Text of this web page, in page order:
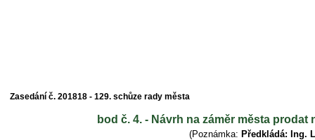
Zasedání č. 201818 - 129. schůze rady města
bod č. 4. - Návrh na záměr města
(Poznámka: Předkládá: Ing.